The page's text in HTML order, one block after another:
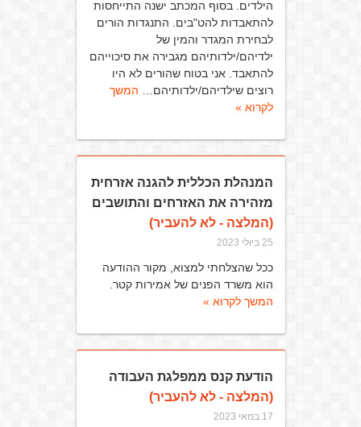
הילדים. בסוף המכתב ישנה התייחסות
להתאבדות להט"בים. התנגדות הורים
לבחירת המגדר והמין של
ילדיהם/ילדותיהם מגבירה את סיכוייהם
להתאבד. אני בטוח שהורים לא היו
רוצים שילדיהם/ילדותיהם… המשך
לקרוא »
המנהלת הכללית להגנה אזרחית
מזהירה את האזרחים והתושבים
(המלצה - לא להעביר)
25 ביולי 2023
ככל שהצלחתי למצוא, מקור ההודעה
הוא משרד הפנים של אמירות קטר.
המשך לקרוא »
הודעת קנס ממפלגת העבודה
(המלצה - לא להעביר)
17 במאי 2023